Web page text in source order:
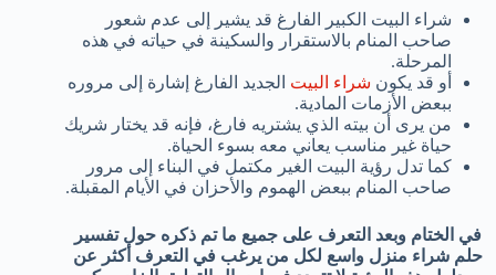
شراء البيت الكبير الفارغ قد يشير إلى عدم شعور
صاحب المنام بالاستقرار والسكينة في حياته في هذه
المرحلة.
أو قد يكون شراء البيت الجديد الفارغ إشارة إلى مروره
ببعض الأزمات المادية.
من يرى أن بيته الذي يشتريه فارغ، فإنه قد يختار شريك
حياة غير مناسب يعاني معه بسوء الحياة.
كما تدل رؤية البيت الغير مكتمل في البناء إلى مرور
صاحب المنام ببعض الهموم والأحزان في الأيام المقبلة.
في الختام وبعد التعرف على جميع ما تم ذكره حول تفسير
حلم شراء منزل واسع لكل من يرغب في التعرف أكثر عن